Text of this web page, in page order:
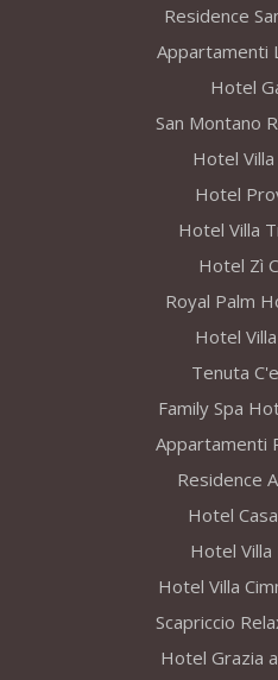
Residence
Appartamenti
Hotel
San Montano
Hotel
Hotel
Hotel Villa
Hotel Zì
Royal Palm
Hotel
Tenuta
Family Spa
Appartamenti
Residence
Hotel
Hotel Villa
Hotel Villa
Scapriccio
Hotel Grazia